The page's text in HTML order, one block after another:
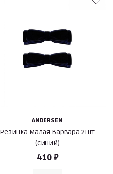
ANDERSEN
Резинка малая Варвара 2шт
(синий)
410 ₽